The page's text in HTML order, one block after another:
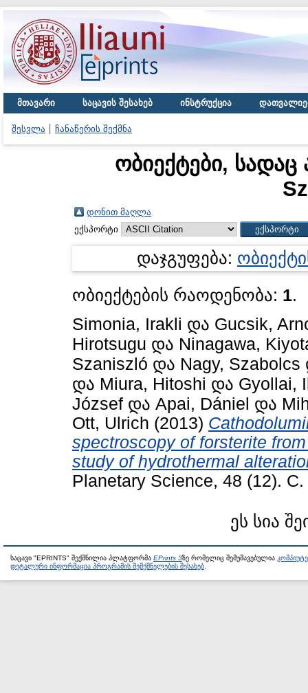
მთავარი საცავის შესახებ ინსტრუქცია
შესვლა ჩანაწერის შექმნა
ობიექტები,
დონით მაღლა
ექსპორტი
დაჯგუფება:
ობიექტების რაოდენობა: 1.
Simonia, Irakli და Gucsik,
Hirotsugu და Ninagawa,
Szaniszló და Nagy, Szabolcs
და Miura, Hitoshi და Gyollai,
József და Apai, Dániel და
Ott, Ulrich (2013)
spectroscopy of forsterite
study of hydrothermal
Planetary Science, 48 (12).
ეს სია
საცავი "EPRINTS" შექმნილია პლატფორმა EPrints 3ზე რომელიც შემუშავებულია
დეტალური ინფორმაცია პროგრამის შემქმნელების შესახებ